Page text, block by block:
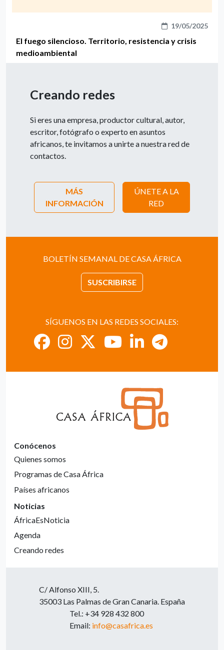
19/05/2025
El fuego silencioso. Territorio, resistencia y crisis
medioambiental
Creando redes
Si eres una empresa, productor cultural, autor,
escritor, fotógrafo o experto en asuntos
africanos, te invitamos a unirte a nuestra red de
contactos.
MÁS
INFORMACIÓN
ÚNETE A LA
RED
BOLETÍN SEMANAL DE CASA ÁFRICA
SUSCRIBIRSE
SÍGUENOS EN LAS REDES SOCIALES:
Conócenos
Quienes somos
Programas de Casa África
Países africanos
Noticias
ÁfricaEsNoticia
Agenda
Creando redes
C/ Alfonso XIII, 5.
35003 Las Palmas de Gran Canaria. España
Tel.: +34 928 432 800
Email: info@casafrica.es